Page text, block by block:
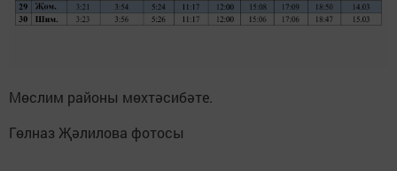
Мөслим районы мөхтәсибәте.
Гөлназ Җәлилова фотосы